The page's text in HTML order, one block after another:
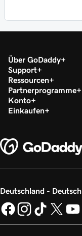
Über GoDaddy
Support
Ressourcen
Partnerprogramme
Konto
Einkaufen
Deutschland - Deutsch